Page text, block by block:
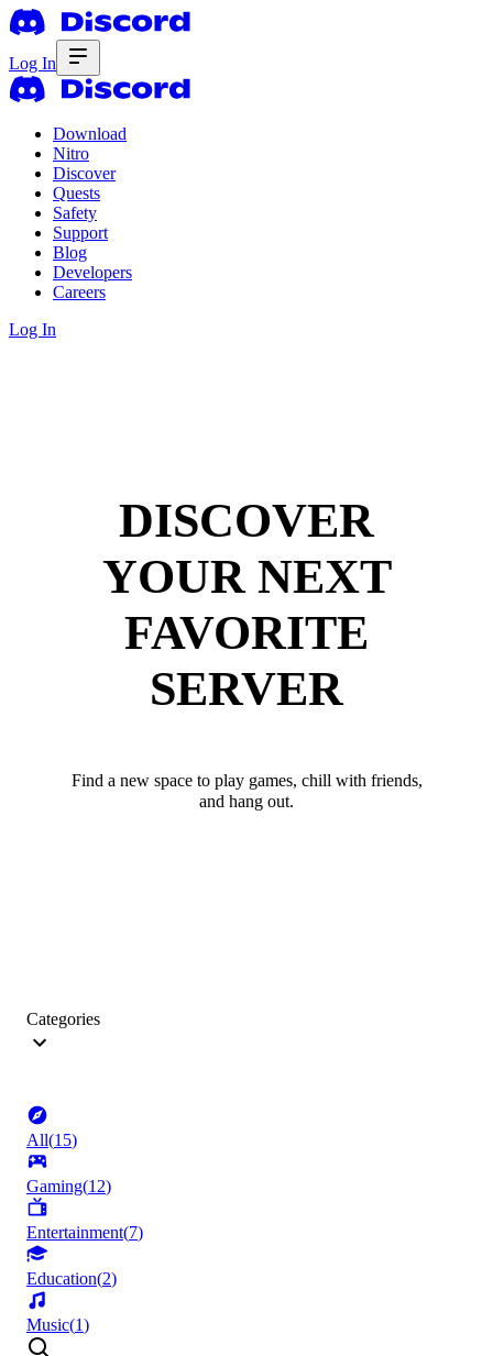
Log In
Download
Nitro
Discover
Quests
Safety
Support
Blog
Developers
Careers
Log In
DISCOVER
YOUR NEXT
FAVORITE
SERVER
Find a new space to play games, chill with friends,
and hang out.
Categories
All(15)
Gaming(12)
Entertainment(7)
Education(2)
Music(1)